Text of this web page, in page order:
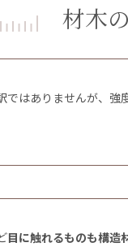
材木
ではありませんが、強
目に触れるものも構造